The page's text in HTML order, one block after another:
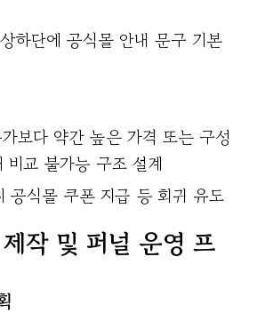
하단에 공식몰 안내 문구 기본
보다 약간 높은 가격 또는 구성
비교 불가능 구조 설계
공식몰 쿠폰 지급 등 회귀 유도
작 및 퍼널 운영 프